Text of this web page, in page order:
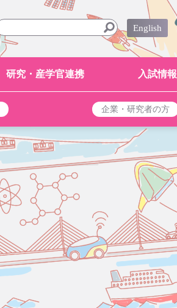
English
研究・産学官連携 入試情報
企業・研究者の方